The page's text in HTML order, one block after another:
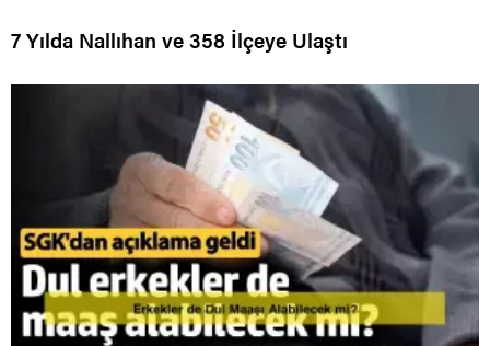
7 Yılda Nallıhan ve 358 İlçeye Ulaştı